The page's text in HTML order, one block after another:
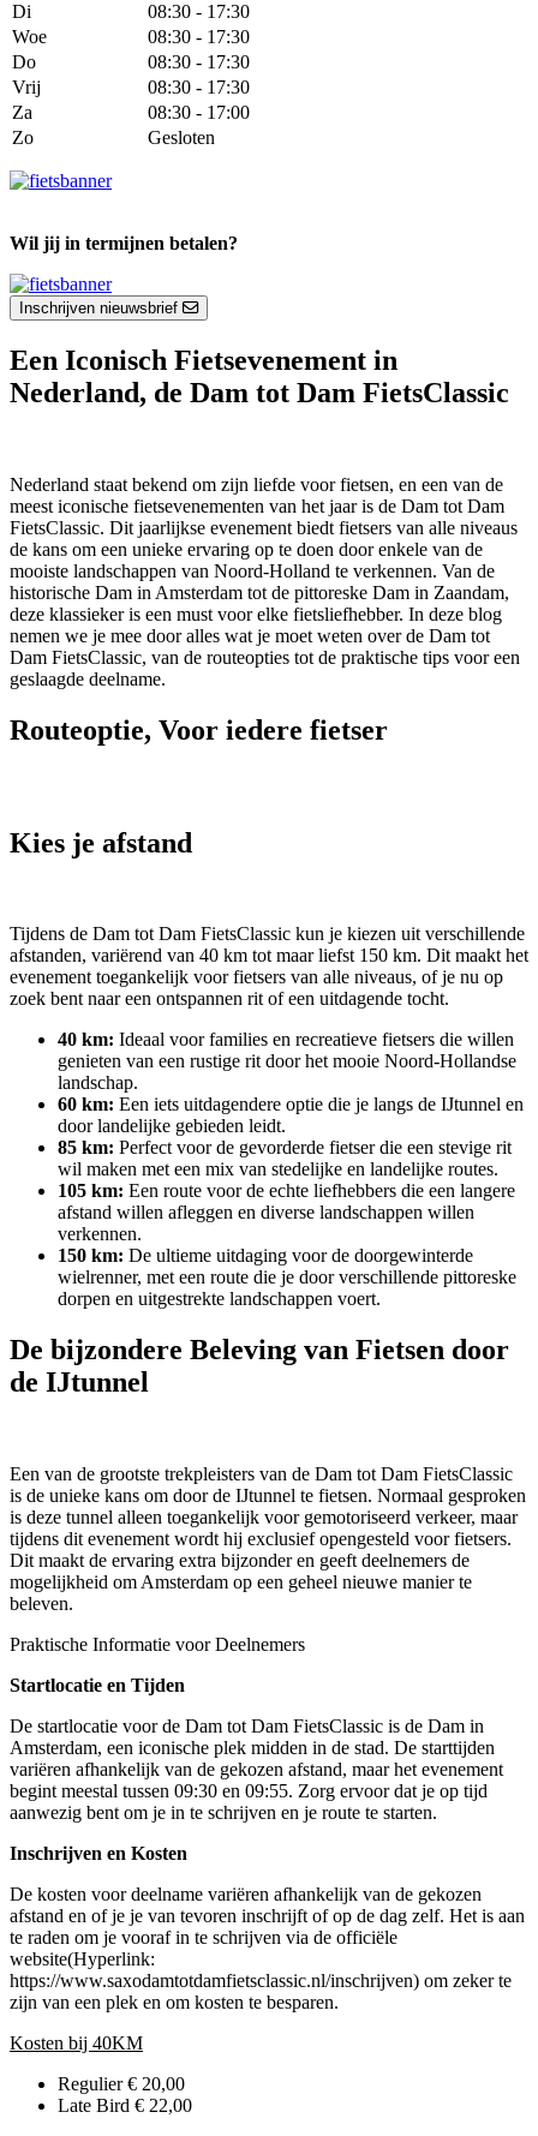
Di
08:30 - 17:30
Woe
08:30 - 17:30
Do
08:30 - 17:30
Vrij
08:30 - 17:30
Za
08:30 - 17:00
Zo
Gesloten
Wil jij in termijnen betalen?
Inschrijven nieuwsbrief
Een Iconisch Fietsevenement in
Nederland, de Dam tot Dam FietsClassic
Nederland staat bekend om zijn liefde voor fietsen, en een van de
meest iconische fietsevenementen van het jaar is de Dam tot Dam
FietsClassic. Dit jaarlijkse evenement biedt fietsers van alle niveaus
de kans om een unieke ervaring op te doen door enkele van de
mooiste landschappen van Noord-Holland te verkennen. Van de
historische Dam in Amsterdam tot de pittoreske Dam in Zaandam,
deze klassieker is een must voor elke fietsliefhebber. In deze blog
nemen we je mee door alles wat je moet weten over de Dam tot
Dam FietsClassic, van de routeopties tot de praktische tips voor een
geslaagde deelname.
Routeoptie, Voor iedere fietser
Kies je afstand
Tijdens de Dam tot Dam FietsClassic kun je kiezen uit verschillende
afstanden, variërend van 40 km tot maar liefst 150 km. Dit maakt het
evenement toegankelijk voor fietsers van alle niveaus, of je nu op
zoek bent naar een ontspannen rit of een uitdagende tocht.
40 km: Ideaal voor families en recreatieve fietsers die willen
genieten van een rustige rit door het mooie Noord-Hollandse
landschap.
60 km: Een iets uitdagendere optie die je langs de IJtunnel en
door landelijke gebieden leidt.
85 km: Perfect voor de gevorderde fietser die een stevige rit
wil maken met een mix van stedelijke en landelijke routes.
105 km: Een route voor de echte liefhebbers die een langere
afstand willen afleggen en diverse landschappen willen
verkennen.
150 km: De ultieme uitdaging voor de doorgewinterde
wielrenner, met een route die je door verschillende pittoreske
dorpen en uitgestrekte landschappen voert.
De bijzondere Beleving van Fietsen door
de IJtunnel
Een van de grootste trekpleisters van de Dam tot Dam FietsClassic
is de unieke kans om door de IJtunnel te fietsen. Normaal gesproken
is deze tunnel alleen toegankelijk voor gemotoriseerd verkeer, maar
tijdens dit evenement wordt hij exclusief opengesteld voor fietsers.
Dit maakt de ervaring extra bijzonder en geeft deelnemers de
mogelijkheid om Amsterdam op een geheel nieuwe manier te
beleven.
Praktische Informatie voor Deelnemers
Startlocatie en Tijden
De startlocatie voor de Dam tot Dam FietsClassic is de Dam in
Amsterdam, een iconische plek midden in de stad. De starttijden
variëren afhankelijk van de gekozen afstand, maar het evenement
begint meestal tussen 09:30 en 09:55. Zorg ervoor dat je op tijd
aanwezig bent om je in te schrijven en je route te starten.
Inschrijven en Kosten
De kosten voor deelname variëren afhankelijk van de gekozen
afstand en of je je van tevoren inschrijft of op de dag zelf. Het is aan
te raden om je vooraf in te schrijven via de officiële
website(Hyperlink:
https://www.saxodamtotdamfietsclassic.nl/inschrijven) om zeker te
zijn van een plek en om kosten te besparen.
Kosten bij 40KM
Regulier € 20,00
Late Bird € 22,00